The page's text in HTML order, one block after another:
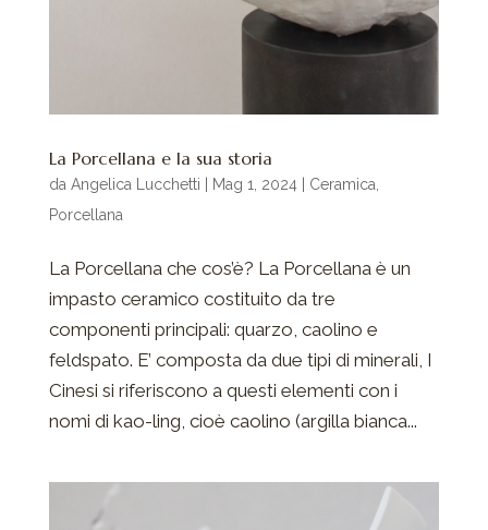
La Porcellana e la sua storia
da Angelica Lucchetti Mag 1, 2024| Ceramica
Porcellana
La Porcellana che cos’è? La Porcellana è un
impasto ceramico costituito da tre
componenti principali: quarzo, caolino e
feldspato. E’ composta da due tipi di minerali, I
Cinesi si riferiscono a questi elementi con i
nomi di kao-ling, cioè caolino (argilla bianca...